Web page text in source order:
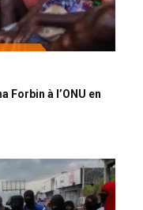
Forbin à l’ONU en